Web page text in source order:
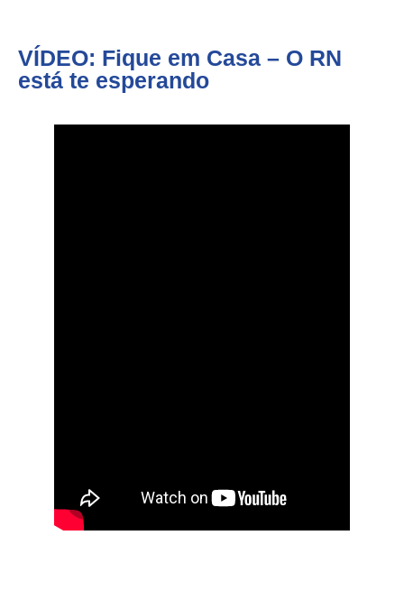
VÍDEO: Fique em Casa – O RN
está te esperando